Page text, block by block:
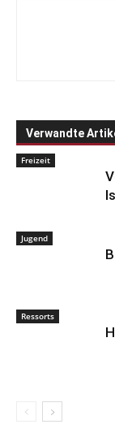
Verwandte
Freizeit
Jugend
Ressorts